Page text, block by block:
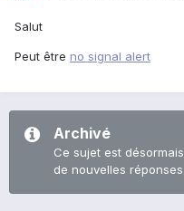
Salut
Peut être no signal alert
Archivé
Ce sujet est
de nouvelles réponses.